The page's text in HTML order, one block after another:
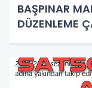
BAŞPINAR
DÜZENLEME